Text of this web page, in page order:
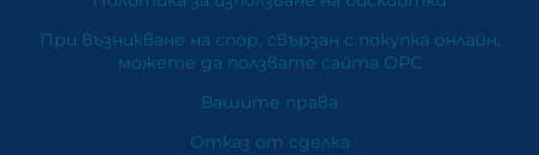
При възникване на спор, свързан с покупка онлайн,
можете да ползвате сайта ОРС
Вашите права
Отказ от сделка